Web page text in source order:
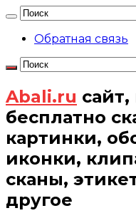
Обратная связь
Abali.ru
бесплатно
картинки,
иконки,
сканы,
другое